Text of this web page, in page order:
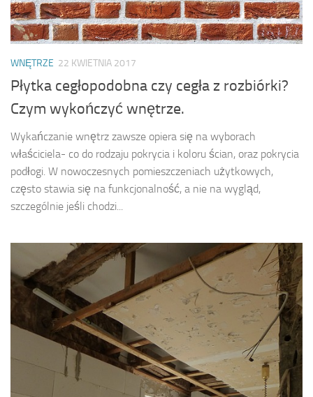
WNĘTRZE 22 KWIETNIA 2017
Płytka cegłopodobna czy cegła z rozbiórki?
Czym wykończyć wnętrze.
Wykańczanie wnętrz zawsze opiera się na wyborach
właściciela- co do rodzaju pokrycia i koloru ścian, oraz pokrycia
podłogi. W nowoczesnych pomieszczeniach użytkowych,
często stawia się na funkcjonalność, a nie na wygląd,
szczególnie jeśli chodzi...